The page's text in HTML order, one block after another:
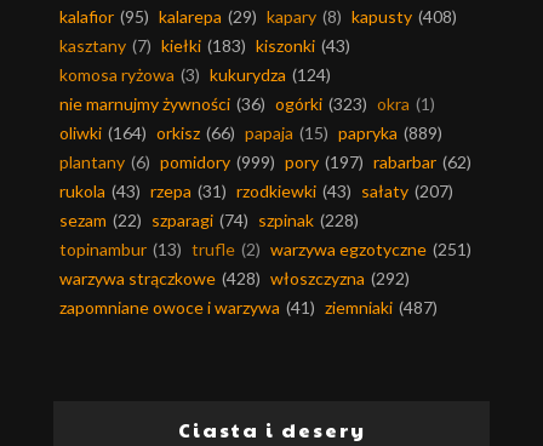
kalafior (95) kalarepa (29) kapary (8) kapusty (408)
kasztany (7) kiełki (183) kiszonki (43)
komosa ryżowa (3) kukurydza (124)
nie marnujmy żywności (36) ogórki (323) okra (1)
oliwki (164) orkisz (66) papaja (15) papryka (889)
plantany (6) pomidory (999) pory (197) rabarbar (62)
rukola (43) rzepa (31) rzodkiewki (43) sałaty (207)
sezam (22) szparagi (74) szpinak (228)
topinambur (13) trufle (2) warzywa egzotyczne (251)
warzywa strączkowe (428) włoszczyzna (292)
zapomniane owoce i warzywa (41) ziemniaki (487)
Ciasta i desery